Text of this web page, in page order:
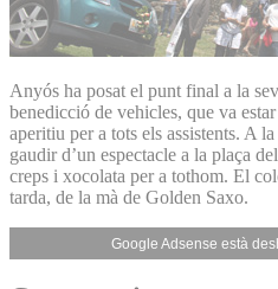
Anyós ha posat el punt final a la
benedicció de vehicles, que va
aperitiu per a tots els assistents. A
gaudir d’un espectacle a la plaça
creps i xocolata per a tothom. El
tarda, de la mà de Golden Saxo.
Google Adsense està